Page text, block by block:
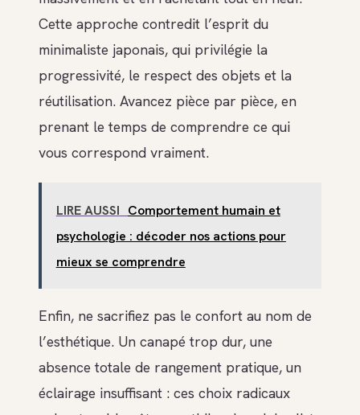
Cette approche contredit l’esprit du
minimaliste japonais, qui privilégie la
progressivité, le respect des objets et la
réutilisation. Avancez pièce par pièce, en
prenant le temps de comprendre ce qui
vous correspond vraiment.
LIRE AUSSI Comportement humain et
psychologie : décoder nos actions pour
mieux se comprendre
Enfin, ne sacrifiez pas le confort au nom de
l’esthétique. Un canapé trop dur, une
absence totale de rangement pratique, un
éclairage insuffisant : ces choix radicaux